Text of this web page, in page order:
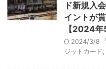
ド新規入
イントが
【2024年
2024/3/8
ジットカード